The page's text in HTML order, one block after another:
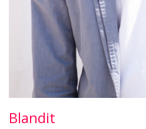
Blandit